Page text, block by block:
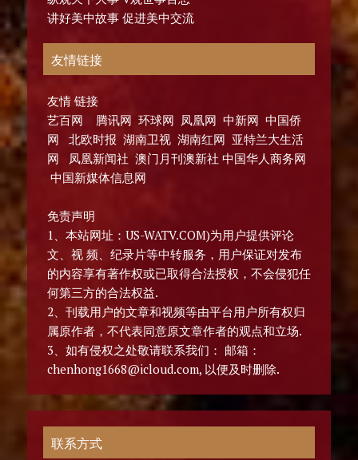
讲好美中故事 促进美中交流
友情链接
友情 链接
艺百网 腾讯网 环球网 凤凰网 中新网 中国侨
网 北欧时报 湖南卫视 湖南红网 亚特兰大生活
网 凤凰新闻社 澳门月刊澳新社 中国华人商务网
中国新媒体信息网
免责声明
1、本站网址：US-WATV.COM)为用户提供评论
文、视 频、纪录片等中转服务，用户保证对发布
的内容享有著作权或已取得合法授权，不会侵犯任
何第三方的合法权益.
2、刊载用户的文章和视频等由平台用户所有权归
属原作者，不代表同意原文章作者的观点和立场.
3、如有侵权之处敬请联系我们： 邮箱：
chenhong1668@icloud.com, 以便及时删除.
联系方式